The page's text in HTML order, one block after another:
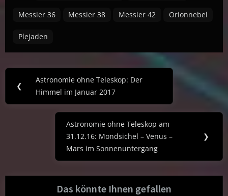
Messier 36 Messier 38 Messier 42 Orionnebel
Plejaden
Post
navigation
❮
Previous
Post:
Astronomie ohne Teleskop: Der
Himmel im Januar 2017
Next
Post:
Astronomie ohne Teleskop am
31.12.16: Mondsichel – Venus –
Mars im Sonnenuntergang
❯
Das könnte Ihnen gefallen